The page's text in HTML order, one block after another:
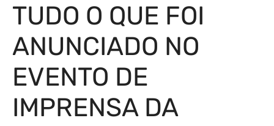
TUDO O QUE FOI
ANUNCIADO NO
EVENTO DE
IMPRENSA DA